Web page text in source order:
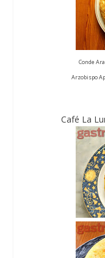
Conde
Arzobispo
Café La